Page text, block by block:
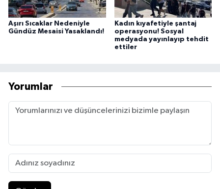
Aşırı Sıcaklar Nedeniyle
Gündüz Mesaisi Yasaklandı!
Kadın kıyafetiyle şantaj
operasyonu! Sosyal
medyada yayınlayıp tehdit
ettiler
Yorumlar